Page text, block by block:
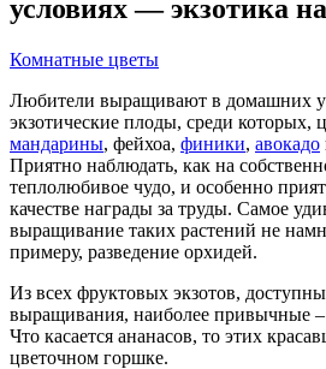
условиях — экзотика
Комнатные цветы
Любители выращивают в домашних
экзотические плоды, среди которых,
мандарины, фейхоа, финики, авокадо
Приятно наблюдать, как на
теплолюбивое чудо, и особенно
качестве награды за труды. Самое
выращивание таких растений не
примеру, разведение орхидей.
Из всех фруктовых экзотов,
выращивания, наиболее привычные
Что касается ананасов, то этих
цветочном горшке.